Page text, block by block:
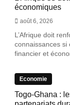
économiques
août 6, 2026
L’Afrique doit
connaissances si
financier et
Economie
Togo-Ghana :